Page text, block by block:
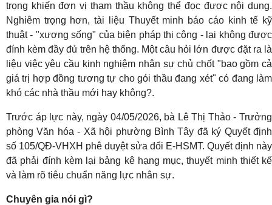
trọng khiến đơn vị tham thầu không thể đọc được nội dung.
Nghiêm trọng hơn, tài liệu Thuyết minh báo cáo kinh tế kỹ
thuật - "xương sống" của biện pháp thi công - lại không được
đính kèm đầy đủ trên hệ thống. Một câu hỏi lớn được đặt ra là
liệu việc yêu cầu kinh nghiệm nhân sự chủ chốt "bao gồm cả
giá trị hợp đồng tương tự cho gói thầu đang xét" có đang làm
khó các nhà thầu mới hay không?.
Trước áp lực này, ngày 04/05/2026, bà Lê Thị Thảo - Trưởng
phòng Văn hóa - Xã hội phường Bình Tây đã ký Quyết định
số 105/QĐ-VHXH phê duyệt sửa đổi E-HSMT. Quyết định này
đã phải đính kèm lại bảng kê hạng mục, thuyết minh thiết kế
và làm rõ tiêu chuẩn năng lực nhân sự.
Chuyên gia nói gì?